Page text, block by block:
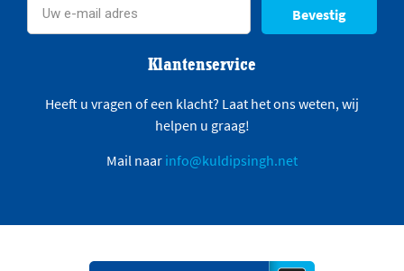
Bevestig
Klantenservice
Heeft u vragen of een klacht? Laat het ons weten, wij
helpen u graag!
Mail naar info@kuldipsingh.net